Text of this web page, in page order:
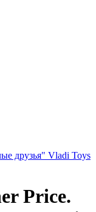
друзья" Vladi Toys
Price.